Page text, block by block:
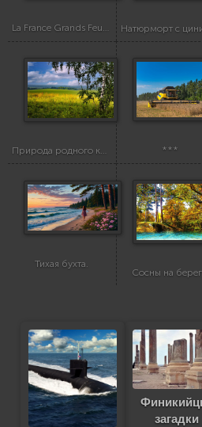
La France Grands Feux du Casino Lac Leamy
Природа родного края ***
Тихая бухта.
Сосны на
загадки